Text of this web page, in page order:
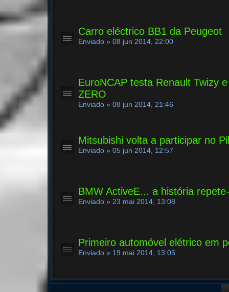
Carro eléctrico BB1 da Peugeot
Enviado » 08 jun 2014, 22:00
EuroNCAP testa Renault Twizy
ZERO
Enviado » 08 jun 2014, 21:46
Mitsubishi volta a participar no
Enviado » 05 jun 2014, 12:57
BMW ActiveE... a história
Enviado » 23 mai 2014, 13:08
Primeiro automóvel elétrico em
Enviado » 19 mai 2014, 13:05